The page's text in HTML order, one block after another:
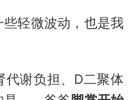
轻微波动，也是我
代谢负担、D二聚体